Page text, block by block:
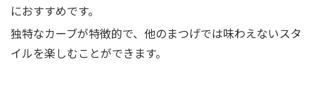
におすすめです。
独特なカーブが特徴的で、他のまつげでは味わえないスタ
イルを楽しむことができます。